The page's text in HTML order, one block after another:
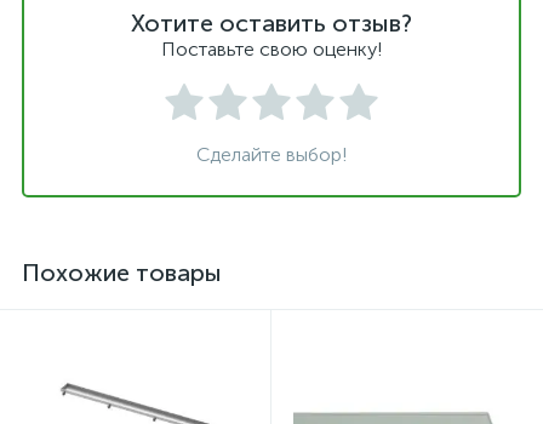
Хотите оставить отзыв?
Поставьте свою оценку!
Сделайте выбор!
Похожие товары